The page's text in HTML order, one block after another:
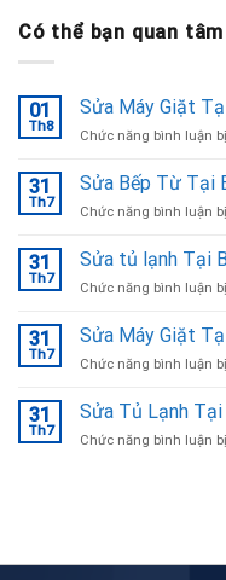
Có thể bạn quan tâm
01
Th8
Sửa Máy Giặt
Chức năng bình luận
31
Th7
Sửa Bếp Từ Tại
Chức năng bình luận
31
Th7
Sửa tủ lạnh Tại
Chức năng bình luận
31
Th7
Sửa Máy Giặt
Chức năng bình luận
31
Th7
Sửa Tủ Lạnh Tại
Chức năng bình luận